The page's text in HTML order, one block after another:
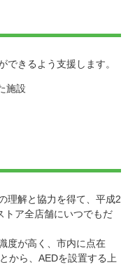
できるよう支援します。
施設
理解と協力を得て、平成2
トア全店舗にいつでもだ
度が高く、市内に点在
から、AEDを設置する上